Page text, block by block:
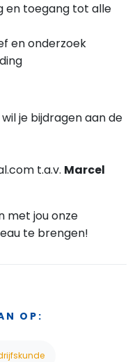
en toegang tot alle
en onderzoek
je bijdragen aan de
t.a.v. Marcel
met jou onze
te brengen!
OP: